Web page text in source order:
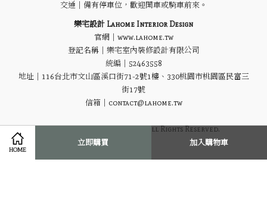
HOME
立即購買 加入購物車
交通｜備有停車位，歡迎開車或騎車前來。
樂宅設計 Lahome Interior Design
官網｜www.lahome.tw
登記名稱｜樂宅室內裝修設計有限公司
統編｜52463558
地址｜116台北市文山區溪口街71-2號1樓、330桃園市桃園區民富三
街17號
信箱｜contact@lahome.tw
Ⓒ 2021 Lahome Homeware All Rights Reserved.